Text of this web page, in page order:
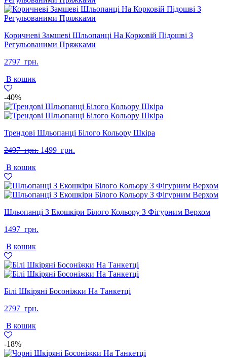
Коричневі Замшеві Шльопанці На Корковій Підошві З
Регульованими Пряжками
2797 грн.
В кошик
-40%
Трендові Шльопанці Білого Кольору Шкіра
2497 грн. Оригінальна
1499 грн.
В кошик
Шльопанці З Екошкіри Білого Кольору З Фігурним Верхом
1497 грн.
В кошик
Білі Шкіряні Босоніжки На Танкетці
2797 грн.
В кошик
-18%